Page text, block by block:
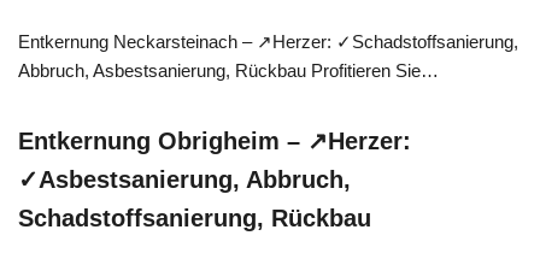
Entkernung Neckarsteinach – ↗️Herzer: ✓Schadstoffsanierung,
Abbruch, Asbestsanierung, Rückbau Profitieren Sie…
Entkernung Obrigheim – ↗️Herzer:
✓Asbestsanierung, Abbruch,
Schadstoffsanierung, Rückbau